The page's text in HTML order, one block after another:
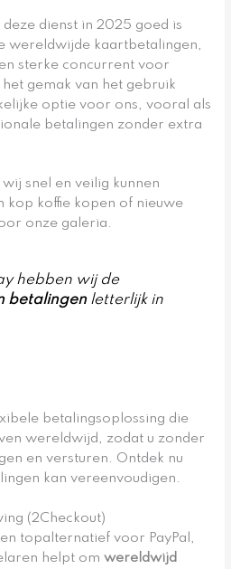
dienst in 2025 goed is
wereldwijde kaartbetalingen,
sterke concurrent voor
het gemak van het gebruik
optie voor ons, vooral als
betalingen zonder extra
snel en veilig kunnen
kop koffie kopen of nieuwe
onze galeria.
hebben wij de
betalingenletterlijk in
betalingsoplossing die
wereldwijd, zodat u zonder
en versturen. Ontdek nu
kan vereenvoudigen.
(2Checkout)
topalternatief voor PayPal,
helpt omwereldwijd